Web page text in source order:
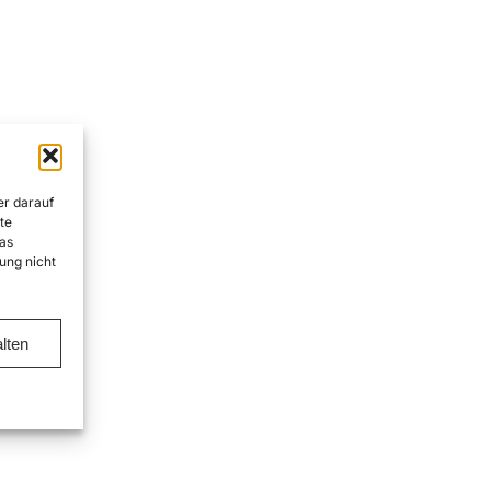
darauf
nicht